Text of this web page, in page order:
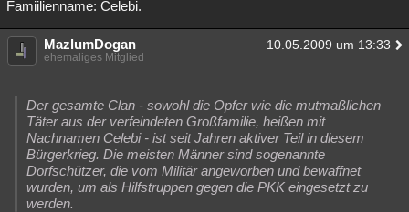
Famiilienname: Celebi.
MazlumDogan 10.05.2009 um 13:33
ehemaliges Mitglied
Der gesamte Clan - sowohl die Opfer wie die mutmaßlichen
Täter aus der verfeindeten Großfamilie, heißen mit
Nachnamen Celebi - ist seit Jahren aktiver Teil in diesem
Bürgerkrieg. Die meisten Männer sind sogenannte
Dorfschützer, die vom Militär angeworben und bewaffnet
wurden, um als Hilfstruppen gegen die PKK eingesetzt zu
werden.